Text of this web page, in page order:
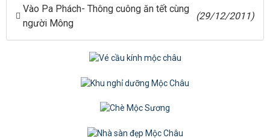
Vào Pa Phách- Thông cuông ăn tết cùng
người Mông
(29/12/2011)